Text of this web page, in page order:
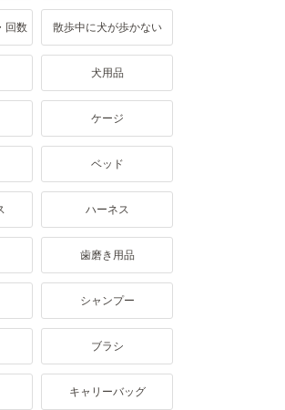
回数 散歩中に犬が歩かない
犬用品
ケージ
ベッド
ハーネス
歯磨き用品
シャンプー
ブラシ
キャリーバッグ